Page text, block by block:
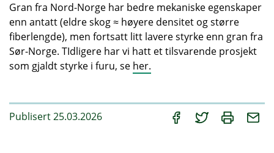
Gran fra Nord-Norge har bedre mekaniske egenskaper
enn antatt (eldre skog ≈ høyere densitet og større
fiberlengde), men fortsatt litt lavere styrke enn gran fra
Sør-Norge. TIdligere har vi hatt et tilsvarende prosjekt
som gjaldt styrke i furu, se her.
Publisert 25.03.2026